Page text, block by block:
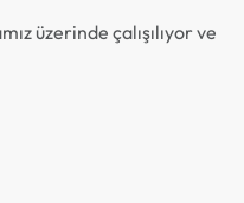
üzerinde çalışılıyor ve